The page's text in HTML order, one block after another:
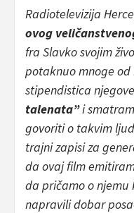
Radiotelevizija
ovog
fra Slavko svojim
potaknuo mnoge od
stipendistica
talenata”i
govoriti o takvim
trajni zapisi za
da ovaj film
da pričamo o njemu
napravili dobar